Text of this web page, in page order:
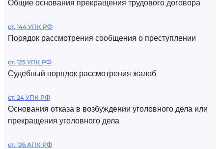
Общие основания прекращения трудового договора
ст. 144 УПК РФ
Порядок рассмотрения сообщения о преступлении
ст. 125 УПК РФ
Судебный порядок рассмотрения жалоб
ст. 24 УПК РФ
Основания отказа в возбуждении уголовного дела или
прекращения уголовного дела
ст. 126 АПК РФ